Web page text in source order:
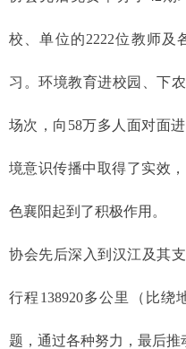
校、单位的2222位教师及
习。环境教育进校园、下
场次，向58万多人面对面
境意识传播中取得了实效
色襄阳起到了积极作用。
协会先后深入到汉江及其
行程138920多公里（比绕
题，通过各种努力，最后推